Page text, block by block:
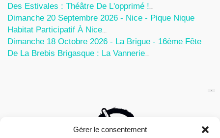
Gérer le consentement
Des Estivales : Théâtre De L'opprimé !
Dimanche 20 Septembre 2026 - Nice - Pique Nique
Habitat Participatif À Nice
Dimanche 18 Octobre 2026 - La Brigue - 16ème Fête
De La Brebis Brigasque : La Vannerie